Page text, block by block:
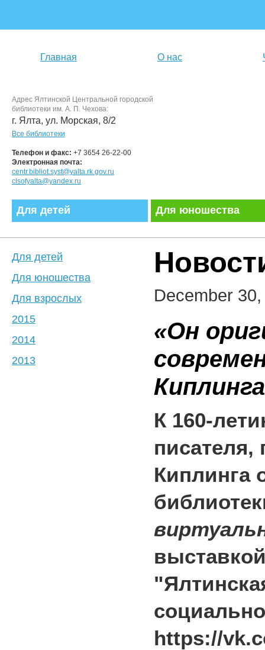
Главная О нас
Адрес Ялтинской Центральной городской
библиотеки им. А. П. Чехова:
г. Ялта, ул. Морская, 8/2
Все библиотеки
Телефон и факс: +7 3654 26-22-00
Электронная почта:
centr.bibliot.syst@yalta.rk.gov.ru
clsofyalta@yandex.ru
Для детей Для юношества
December
«Он
Киплинга
К 160-
писателя,
Киплинга
https://
Для детей
Для юношества
Для взрослых
2015
2014
2013